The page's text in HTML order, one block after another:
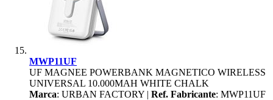
MWP11UF
UF MAGNEE POWERBANK MAGNETICO WIRELESS
UNIVERSAL 10.000MAH WHITE CHALK
Marca: URBAN FACTORY | Ref. Fabricante: MWP11UF